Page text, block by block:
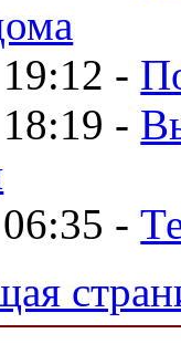
-
-
-